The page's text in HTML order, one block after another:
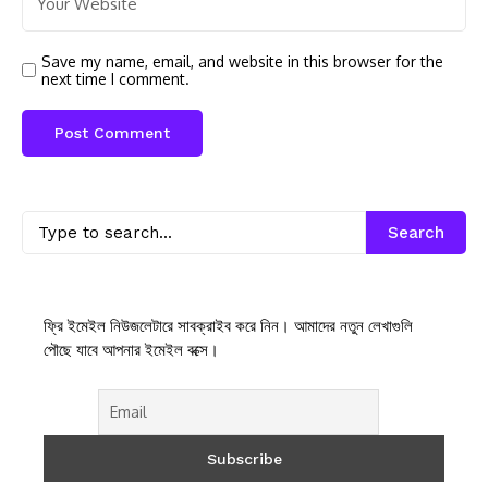
Save my name, email, and website in this browser for the
next time I comment.
Search
ফ্রি ইমেইল নিউজলেটারে সাবক্রাইব করে নিন। আমাদের নতুন লেখাগুলি
পৌছে যাবে আপনার ইমেইল বক্সে।